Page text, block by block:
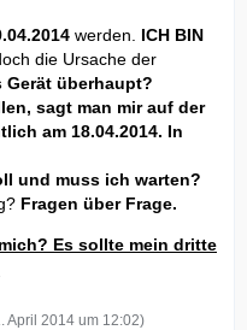
werden.
ICH BIN
die Ursache der
Gerät überhaupt?
sagt man mir auf der
am 18.04.2014. In
und muss ich warten?
Fragen über Frage.
Es sollte mein dritte
April 2014 um 12:02)